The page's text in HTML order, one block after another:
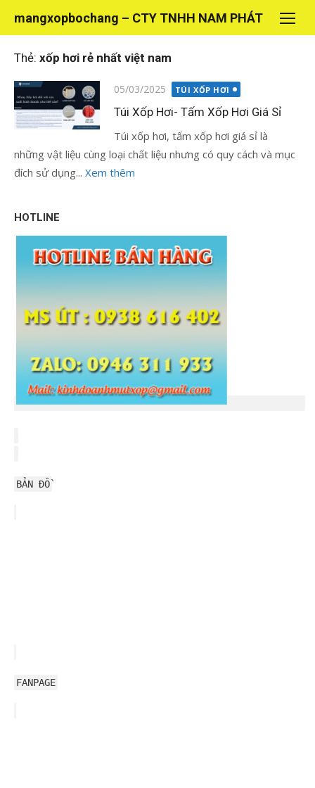
dung
mangxopbochang – CTY TNHH NAM PHÁT
Thẻ: xốp hơi rẻ nhất việt nam
Đăng
vào
05/03/2025 TÚI XỐP HƠI
Túi Xốp Hơi- Tấm Xốp Hơi Giá Sỉ
Túi xốp hơi, tấm xốp hơi giá sỉ là
những vật liệu cùng loại chất liệu nhưng có quy cách và mục
đích sử dụng... Xem thêm
HOTLINE
BẢN ĐỒ
FANPAGE